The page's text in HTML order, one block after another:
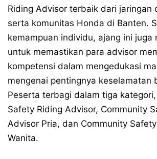
Riding Advisor terbaik dari jaringan
serta komunitas Honda di Banten.
kemampuan individu, ajang ini juga
untuk memastikan para advisor
kompetensi dalam mengedukasi
mengenai pentingnya keselamatan
Peserta terbagi dalam tiga
Safety Riding Advisor, Community
Advisor Pria, dan Community
Wanita.